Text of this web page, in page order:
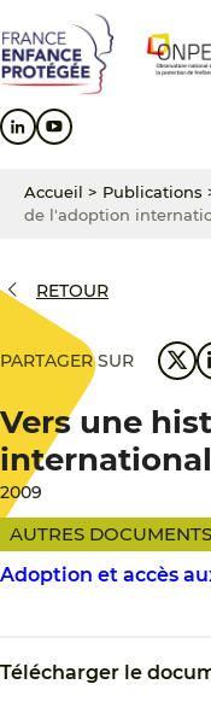
au
contenu
principal
au
menu
principal
au
pied
de
Accueil > Publications
de l'adoption
RETOUR
PARTAGER SUR
Vers une
2009
AUTRES DOCUMENTS
Adoption et accès
Télécharger le